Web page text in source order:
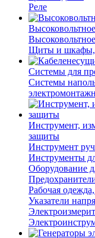
Реле
Щиты и шкафы,
Системы для
Системы
Инструмент,
защиты
Инструмент
Инструменты
Оборудование
Рабочая
Указатели